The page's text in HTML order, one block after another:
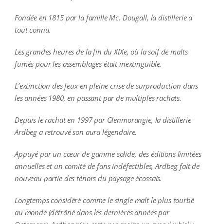
Fondée en 1815 par la famille Mc. Dougall, la distillerie a
tout connu.
Les grandes heures de la fin du XIXe, où la soif de malts
fumés pour les assemblages était inextinguible.
L’extinction des feux en pleine crise de surproduction dans
les années 1980, en passant par de multiples rachats.
Depuis le rachat en 1997 par Glenmorangie, la distillerie
Ardbeg a retrouvé son aura légendaire.
Appuyé par un cœur de gamme solide, des éditions limitées
annuelles et un comité de fans indéfectibles, Ardbeg fait de
nouveau partie des ténors du paysage écossais.
Longtemps considéré comme le single malt le plus tourbé
au monde (détrôné dans les dernières années par